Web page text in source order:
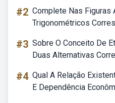
#2 Complete Nas
Trigonométricos
#3 Sobre O Conceito De
Duas Alternativas
#4 Qual A Relação
E Dependência